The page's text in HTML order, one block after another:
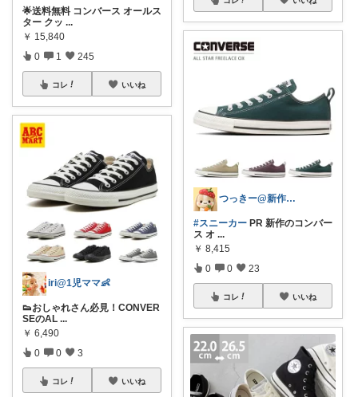
🌟送料無料 コンバース オールス
ター クッ ...
￥ 15,840
0 1 245
コレ いいね
iri@1児ママ👶
👟おしゃれさん必見！CONVER
SEのAL ...
￥ 6,490
0 0 3
コレ いいね
つっきー@新作アイテム
#スニーカー PR 新作のコンバー
ス オ ...
￥ 8,415
0 0 23
コレ いいね